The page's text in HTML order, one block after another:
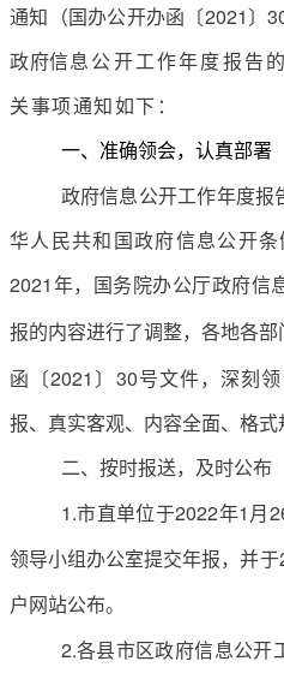
通知 （国办公开办函〔2021〕
政府信息公开工作年度报告
关事项通知如下：
一、准确领会， 认真部署
政府信息公开工作年度报
华人民共和国政府信息公开
2021年，国务院办公厅政府信
报的内容进行了调整，各地各部
函〔2021〕30号文件，深刻
报、真实客观、内容全面、格式
二、按时报送，及时公布
1.市直单位于2022年1月
领导小组办公室提交年报，并
户网站公布。
2.各县市区政府信息公开